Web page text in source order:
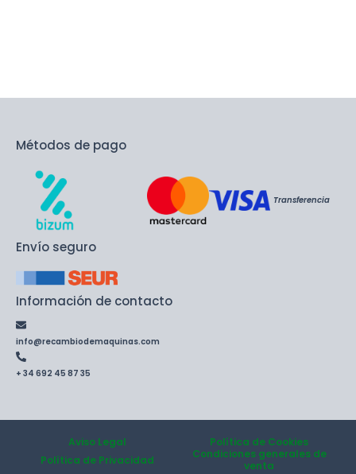
Métodos de pago
Transferencia
Envío seguro
Información de contacto
info@recambiodemaquinas.com
+ 34 692 45 87 35
Aviso Legal
Política de Cookies
Política de Privacidad
Condiciones generales de
venta